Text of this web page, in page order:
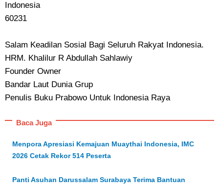
Indonesia
60231
Salam Keadilan Sosial Bagi Seluruh Rakyat Indonesia.
HRM. Khalilur R Abdullah Sahlawiy
Founder Owner
Bandar Laut Dunia Grup
Penulis Buku Prabowo Untuk Indonesia Raya
Baca Juga
Menpora Apresiasi Kemajuan Muaythai Indonesia, IMC
2026 Cetak Rekor 514 Peserta
Panti Asuhan Darussalam Surabaya Terima Bantuan